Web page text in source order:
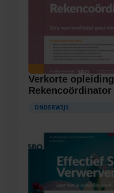
Verkorte opleiding
Rekencoördinator
ONDERWIJS